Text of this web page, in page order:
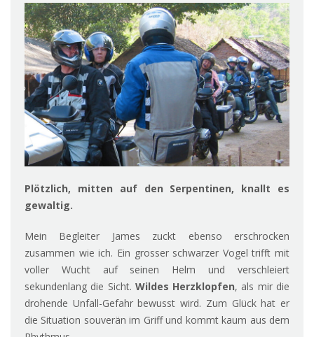
Plötzlich, mitten auf den Serpentinen, knallt es
gewaltig.
Mein Begleiter James zuckt ebenso erschrocken
zusammen wie ich. Ein grosser schwarzer Vogel trifft mit
voller Wucht auf seinen Helm und verschleiert
sekundenlang die Sicht. Wildes Herzklopfen, als mir die
drohende Unfall-Gefahr bewusst wird. Zum Glück hat er
die Situation souverän im Griff und kommt kaum aus dem